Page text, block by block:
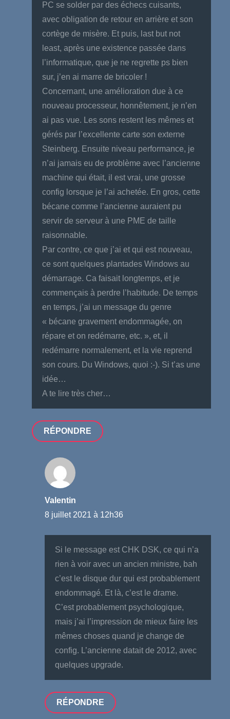
PC se solder par des échecs cuisants,
avec obligation de retour en arrière et son
cortège de misère. Et puis, last but not
least, après une existence passée dans
l’informatique, que je ne regrette ps bien
sur, j’en ai marre de bricoler !
Concernant, une amélioration due à ce
nouveau processeur, honnêtement, je n’en
ai pas vue. Les sons restent les mêmes et
gérés par l’excellente carte son externe
Steinberg. Ensuite niveau performance, je
n’ai jamais eu de problème avec l’ancienne
machine qui était, il est vrai, une grosse
config lorsque je l’ai achetée. En gros, cette
bécane comme l’ancienne auraient pu
servir de serveur à une PME de taille
raisonnable.
Par contre, ce que j’ai et qui est nouveau,
ce sont quelques plantades Windows au
démarrage. Ca faisait longtemps, et je
commençais à perdre l’habitude. De temps
en temps, j’ai un message du genre
« bécane gravement endommagée, on
répare et on redémarre, etc. », et, il
redémarre normalement, et la vie reprend
son cours. Du Windows, quoi :-). Si t’as une
idée…
A te lire très cher…
RÉPONDRE
Valentin
8 juillet 2021 à 12h36
Si le message est CHK DSK, ce qui n’a
rien à voir avec un ancien ministre, bah
c’est le disque dur qui est probablement
endommagé. Et là, c’est le drame.
C’est probablement psychologique,
mais j’ai l’impression de mieux faire les
mêmes choses quand je change de
config. L’ancienne datait de 2012, avec
quelques upgrade.
RÉPONDRE